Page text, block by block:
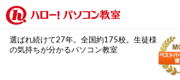
選ばれ続けて27年。全国約175校。生徒様
の気持ちが分かるパソコン教室